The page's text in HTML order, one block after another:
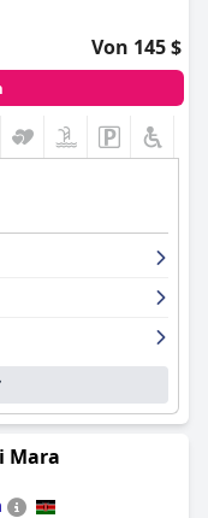
Von 145 $
Mara